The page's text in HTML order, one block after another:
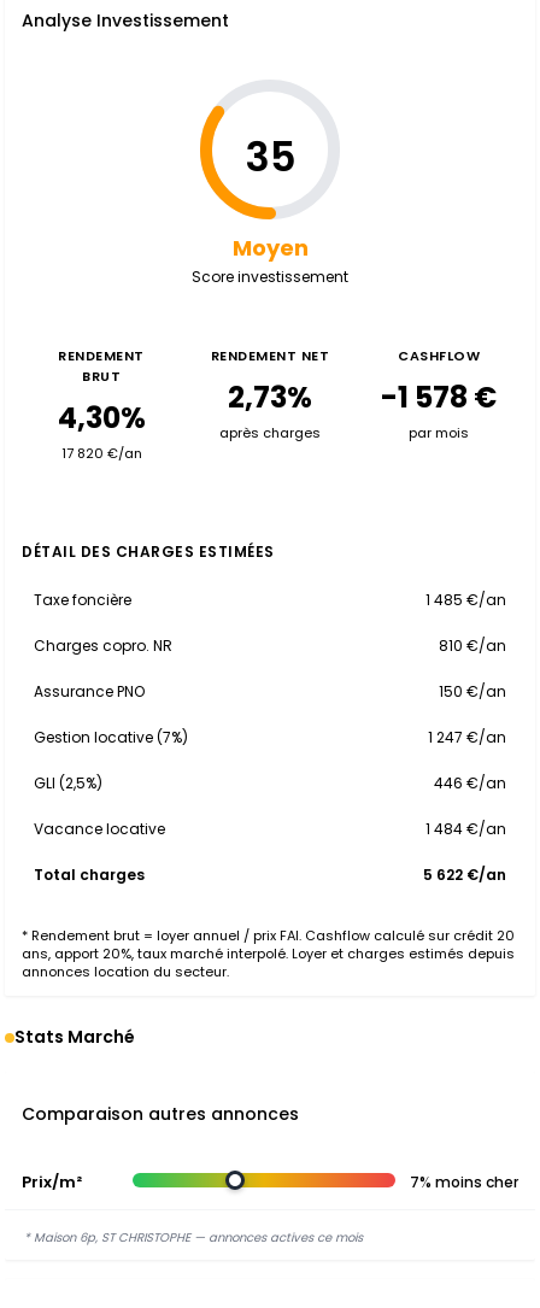
Analyse Investissement
35
Moyen
Score investissement
RENDEMENT
BRUT
4,30%
17 820 €/an
RENDEMENT NET
2,73%
après charges
CASHFLOW
-1 578 €
par mois
DÉTAIL DES CHARGES ESTIMÉES
Taxe foncière 1 485 €/an
Charges copro. NR 810 €/an
Assurance PNO 150 €/an
Gestion locative (7%) 1 247 €/an
GLI (2,5%) 446 €/an
Vacance locative 1 484 €/an
Total charges 5 622 €/an
* Rendement brut = loyer annuel / prix FAI. Cashflow calculé sur crédit 20
ans, apport 20%, taux marché interpolé. Loyer et charges estimés depuis
annonces location du secteur.
Stats Marché
Comparaison autres annonces
Prix/m² 7% moins cher
* Maison 6p, ST CHRISTOPHE — annonces actives ce mois